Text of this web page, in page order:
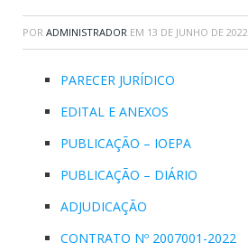
POR ADMINISTRADOR EM 13 DE JUNHO DE 2022
PARECER JURÍDICO
EDITAL E ANEXOS
PUBLICAÇÃO – IOEPA
PUBLICAÇÃO – DIÁRIO
ADJUDICAÇÃO
CONTRATO Nº 2007001-2022